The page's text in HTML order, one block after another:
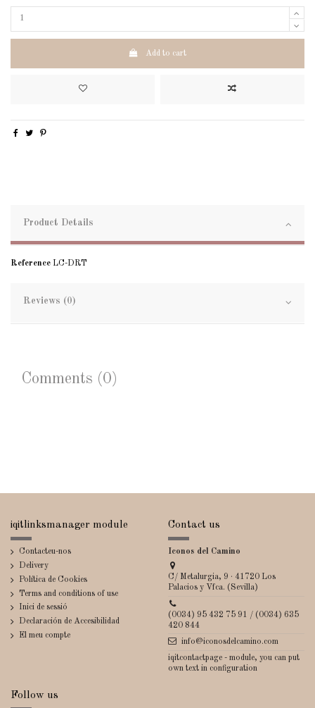
Add to cart
Product Details
Reference LC-DRT
Reviews (0)
Comments (0)
iqitlinksmanager module
Contacteu-nos
Delivery
Política de Cookies
Terms and conditions of use
Inici de sessió
Declaración de Accesibilidad
El meu compte
Contact us
Iconos del Camino
C/ Metalurgia, 9 · 41720 Los
Palacios y Vfca. (Sevilla)
(0034) 95 432 75 91 / (0034) 635
420 844
info@iconosdelcamino.com
iqitcontactpage - module, you can put
own text in configuration
Follow us